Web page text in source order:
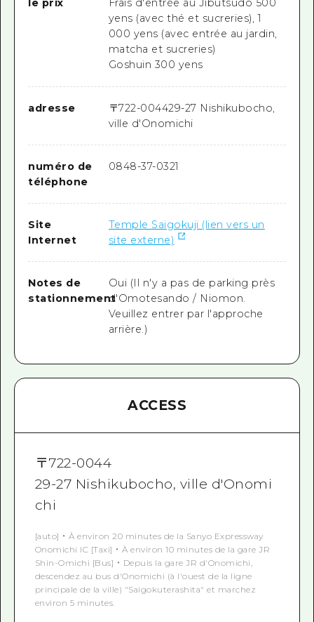
le prix
Frais d'entrée au Jibutsudo 500
yens (avec thé et sucreries), 1
000 yens (avec entrée au jardin,
matcha et sucreries)
Goshuin 300 yens
adresse 〒722-004429-27 Nishikubocho,
ville d'Onomichi
numéro de
téléphone
0848-37-0321
Site
Internet
Temple Saigokuji (lien vers un
site externe)
Notes de
stationnement
Oui (Il n'y a pas de parking près
d'Omotesando / Niomon.
Veuillez entrer par l'approche
arrière.)
ACCESS
〒722-0044
29-27 Nishikubocho, ville d'Onomi
chi
[auto] ・ À environ 20 minutes de la Sanyo Expressway
Onomichi IC [Taxi] ・ À environ 10 minutes de la gare JR
Shin-Omichi [Bus] ・ Depuis la gare JR d'Onomichi,
descendez au bus d'Onomichi (à l'ouest de la ligne
principale de la ville) "Saigokuterashita" et marchez
environ 5 minutes.